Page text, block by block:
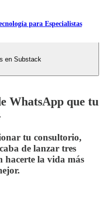
para Especialistas
en Substack
WhatsApp que tu
tu consultorio,
de lanzar tres
hacerte la vida más